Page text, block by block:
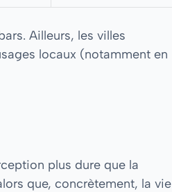
Ailleurs, les villes
locaux (notamment en
plus dure que la
que, concrètement, la vie